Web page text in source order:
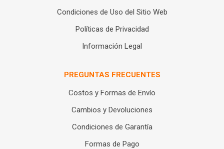
Condiciones de Uso del Sitio Web
Políticas de Privacidad
Información Legal
PREGUNTAS FRECUENTES
Costos y Formas de Envío
Cambios y Devoluciones
Condiciones de Garantía
Formas de Pago